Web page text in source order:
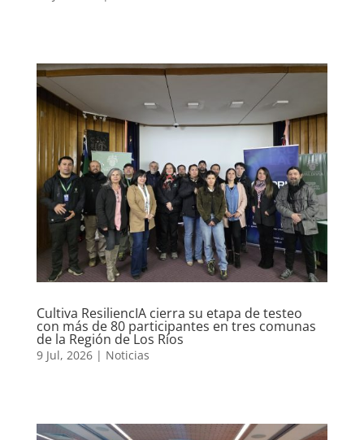
Cultiva ResiliencIA cierra su etapa de testeo
con más de 80 participantes en tres comunas
de la Región de Los Ríos
9 Jul, 2026| Noticias